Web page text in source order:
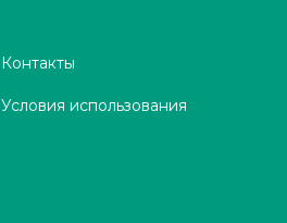
Контакты
Условия использования